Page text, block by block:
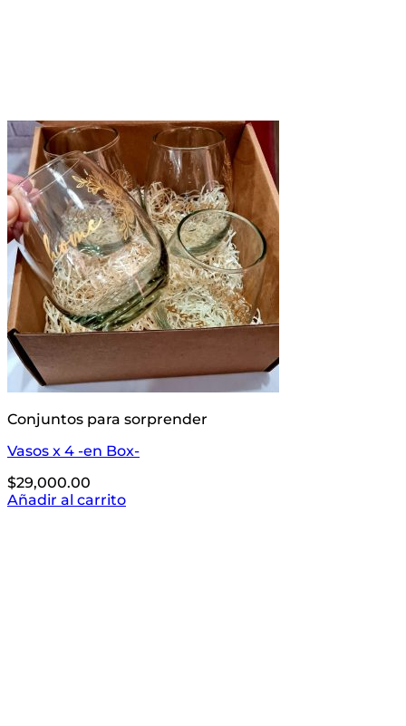
Conjuntos para sorprender
Vasos x 4 -en Box-
$29,000.00
Añadir al carrito